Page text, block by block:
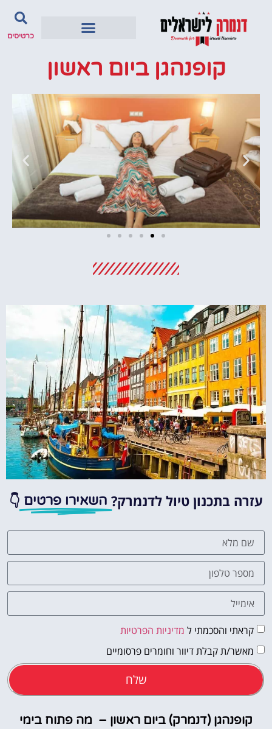
כרטיסים
קופנהגן ביום ראשון
מציאת מלון
לחצו
פה!
עזרה בתכנון טיול לדנמרק? השאירו פרטים 👇
קראתי והסכמתי ל מדיניות הפרטיות
מאשר/ת קבלת דיוור וחומרים פרסומיים
שלח
קופנהגן (דנמרק) ביום ראשון – מה פתוח בימי